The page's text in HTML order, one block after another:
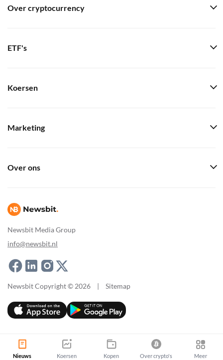
Newsbit Media Group
info@newsbit.nl
Over cryptocurrency
ETF's
Koersen
Marketing
Over ons
Newsbit Copyright © 2026 | Sitemap
Nieuws Koersen Kopen Over crypto's Meer